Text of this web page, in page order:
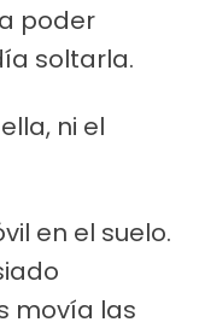
poder
soltarla.
ni el
en el suelo.
movía las